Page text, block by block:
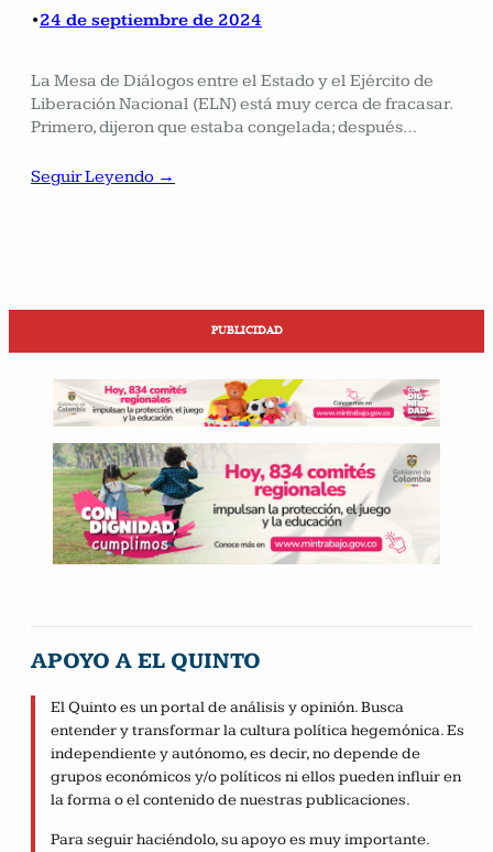
•24 de septiembre de 2024
La Mesa de Diálogos entre el Estado y el Ejército de
Liberación Nacional (ELN) está muy cerca de fracasar.
Primero, dijeron que estaba congelada; después…
Seguir Leyendo →
PUBLICIDAD
APOYO A EL QUINTO
El Quinto es un portal de análisis y opinión. Busca
entender y transformar la cultura política hegemónica. Es
independiente y autónomo, es decir, no depende de
grupos económicos y/o políticos ni ellos pueden influir en
la forma o el contenido de nuestras publicaciones.
Para seguir haciéndolo, su apoyo es muy importante.